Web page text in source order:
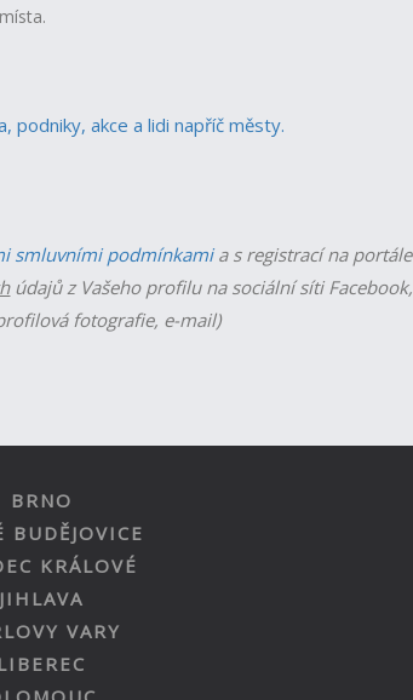
podniky, akce a lidi napříč městy.
smluvními podmínkamia s registrací na portále
údajů z Vašeho profilu na sociální síti
fotografie, e-mail)
BRNO
BUDĚJOVICE
KRÁLOVÉ
JIHLAVA
VARY